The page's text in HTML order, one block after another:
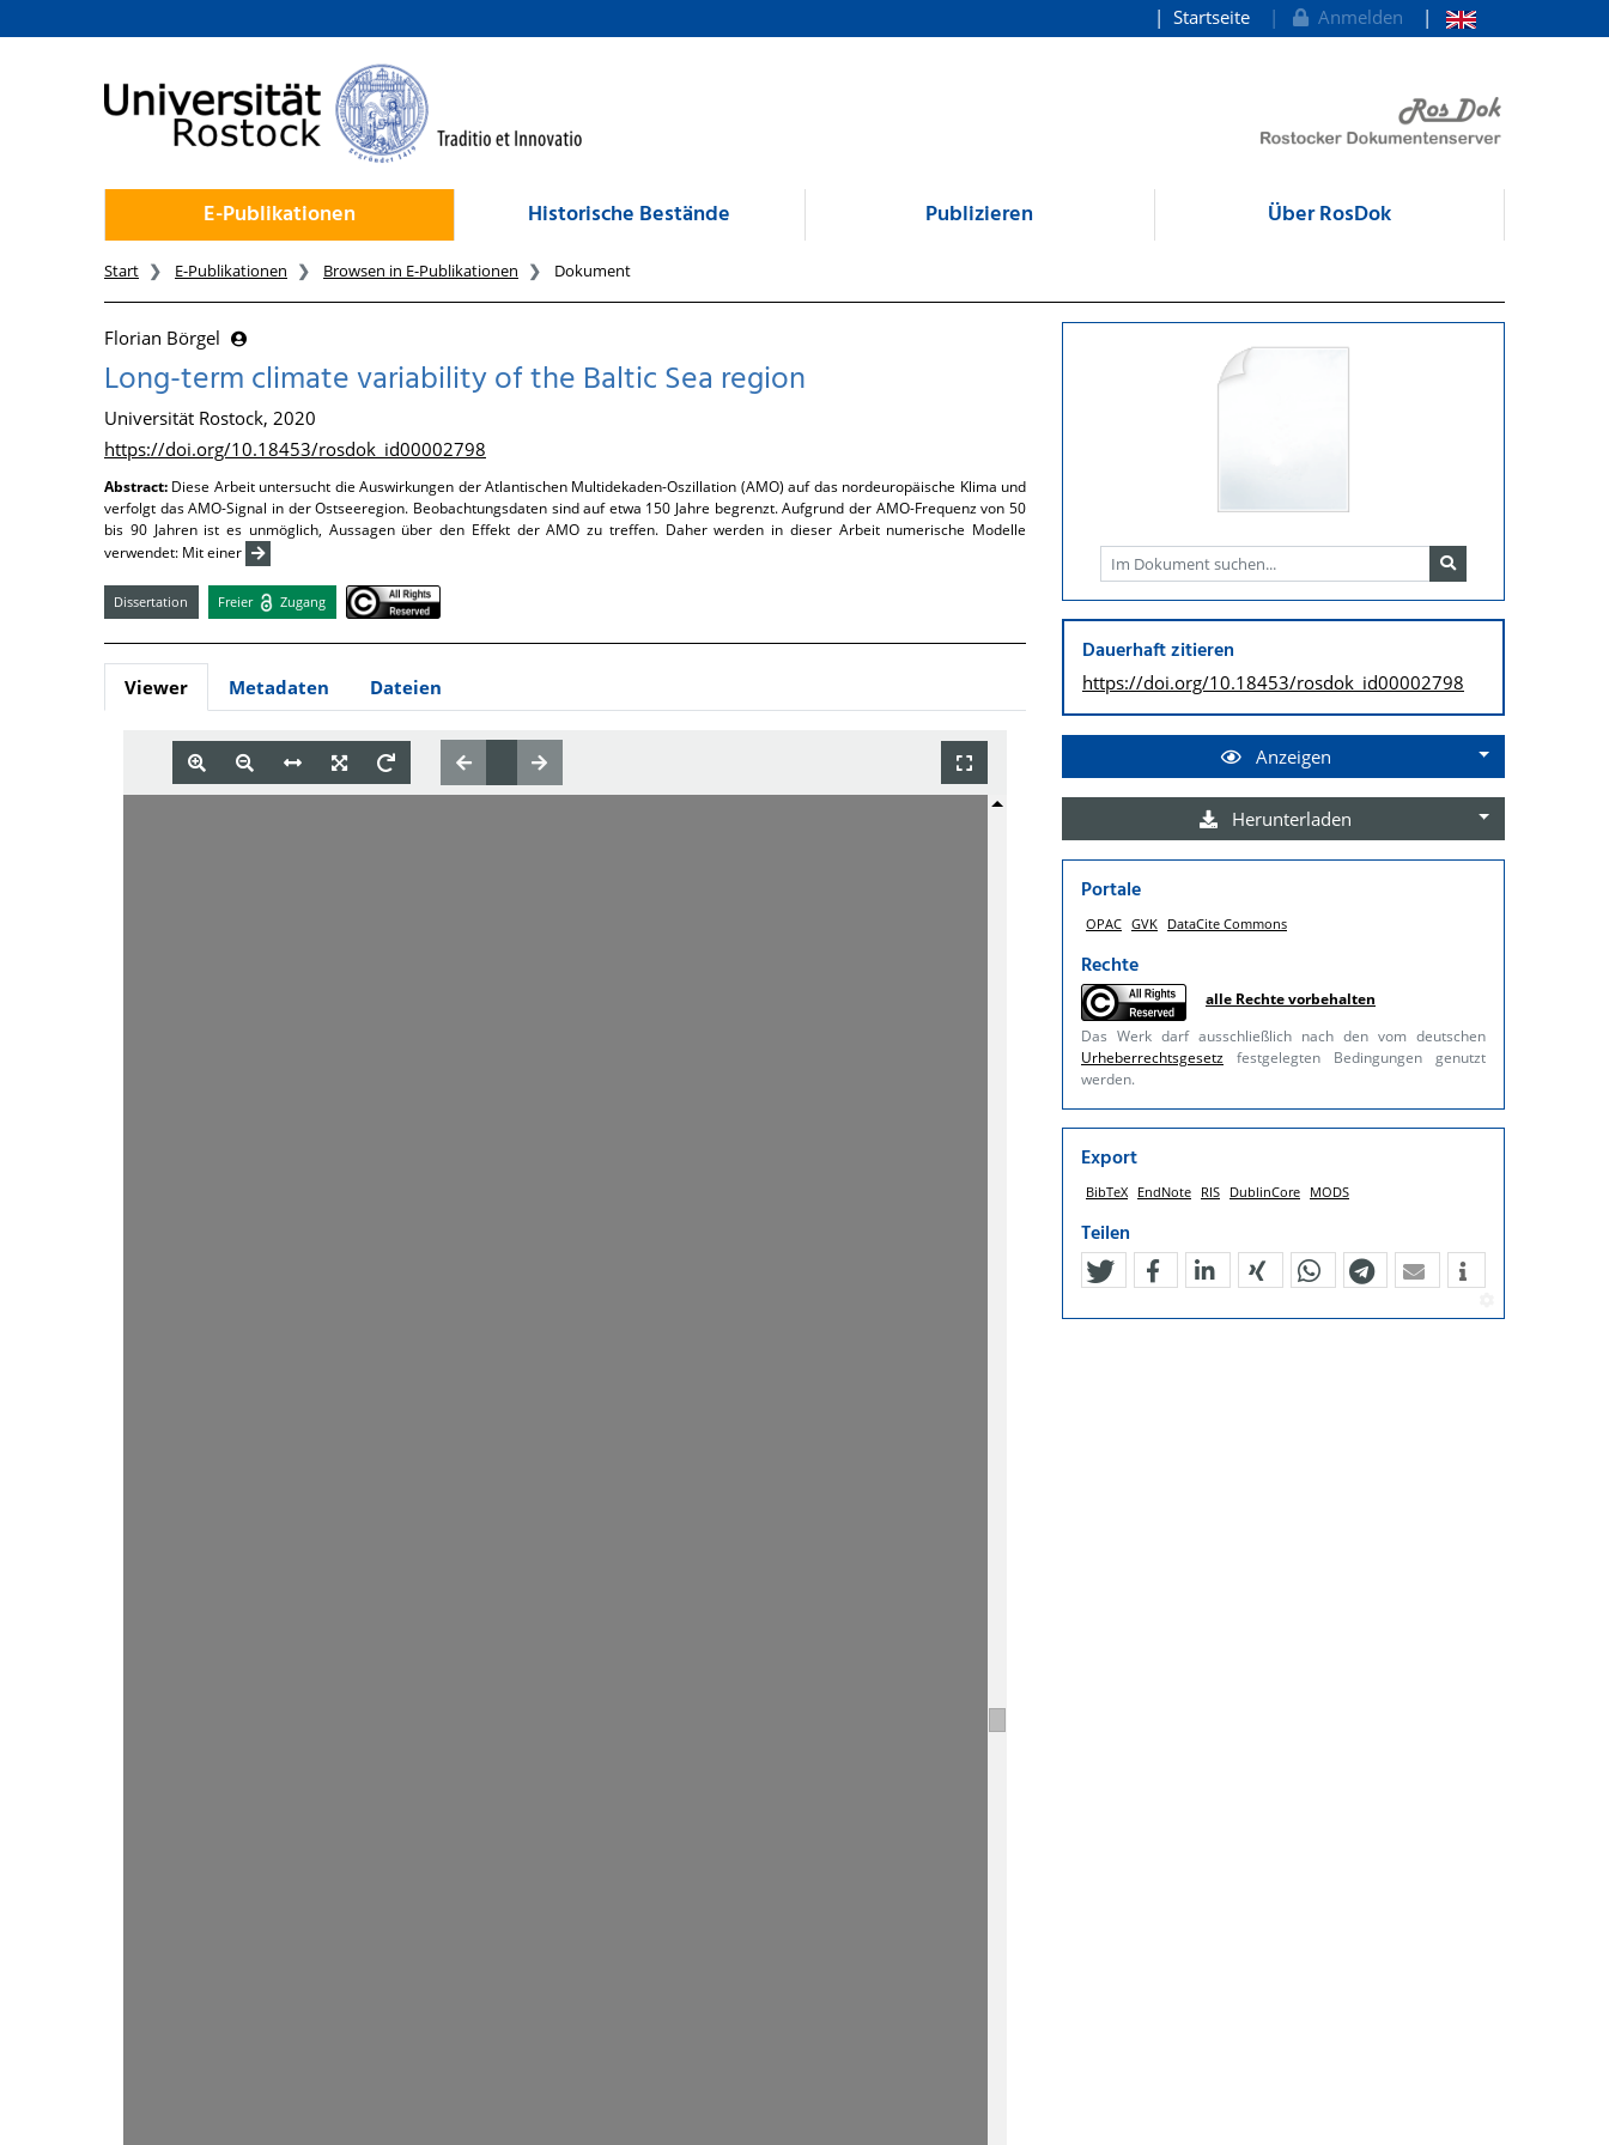
zum Inhalt
Startseite Anmelden
E-Publikationen Historische Bestände Publizieren Über RosDok
Start E-Publikationen Browsen in E-Publikationen Dokument
Florian Börgel
Long-term climate variability of the Baltic Sea region
Universität Rostock, 2020
https://doi.org/10.18453/rosdok_id00002798
Abstract: Diese Arbeit untersucht die Auswirkungen der Atlantischen Multidekaden-Oszillation (AMO) auf das nordeuropäische Klima und
verfolgt das AMO-Signal in der Ostseeregion. Beobachtungsdaten sind auf etwa 150 Jahre begrenzt. Aufgrund der AMO-Frequenz von 50
bis 90 Jahren ist es unmöglich, Aussagen über den Effekt der AMO zu treffen. Daher werden in dieser Arbeit numerische Modelle
verwendet: Mit einer
Dissertation Freier Zugang
Viewer Metadaten Dateien
Dauerhaft zitieren
https://doi.org/10.18453/rosdok_id00002798
Anzeigen
Herunterladen
Portale
OPAC GVK DataCite Commons
Rechte
alle Rechte vorbehalten
Das Werk darf ausschließlich nach den vom deutschen
Urheberrechtsgesetz festgelegten Bedingungen genutzt
werden.
Export
BibTeX EndNote RIS DublinCore MODS
Teilen